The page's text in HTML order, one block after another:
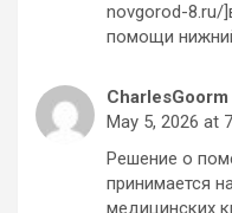
novgorod-8.ru/
помощи
CharlesGoorm
May 5, 2026 at
Решение о
принимается
медицинских